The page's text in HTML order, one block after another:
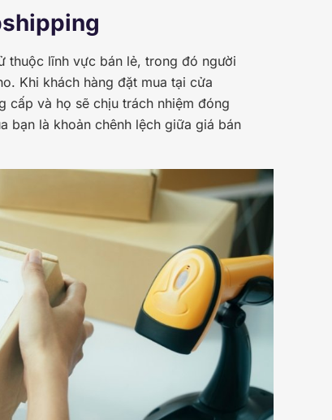
thuộc lĩnh vực bán lẻ, trong đó người
Khi khách hàng đặt mua tại cửa
cấp và họ sẽ chịu trách nhiệm đóng
bạn là khoản chênh lệch giữa giá bán